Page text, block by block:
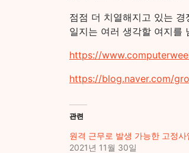
점점 더 치열해지고 있는
일지는 여러 생각할 여지를
https://
https://blog.naver.com/
관련
원격 근무로 발생 가능한 고정사
2021년 11월 30일